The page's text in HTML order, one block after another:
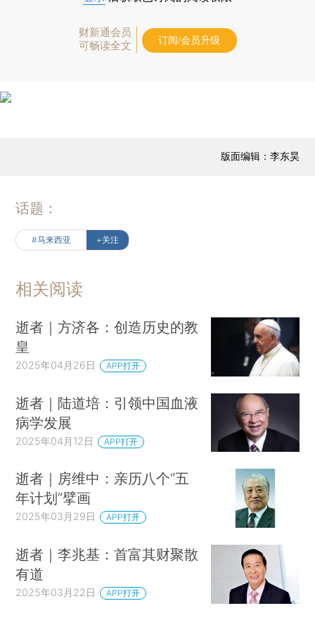
财新通会员
可畅读全文
订阅/会员升级
版面编辑：李东昊
话题：
#马来西亚 +关注
相关阅读
逝者｜方济各：创造历史的教
皇
2025年04月26日 APP打开
逝者｜陆道培：引领中国血液
病学发展
2025年04月12日 APP打开
逝者｜房维中：亲历八个“五
年计划”擘画
2025年03月29日 APP打开
逝者｜李兆基：首富其财聚散
有道
2025年03月22日 APP打开